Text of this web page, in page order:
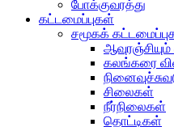
போக்குவரத்து
கட்டமைப்புகள்
சமூகக்
ஆவுரஞ்சியும்
கலங்கரை
சிலைகள்
நீர்நிலைகள்
தொட்டிகள்